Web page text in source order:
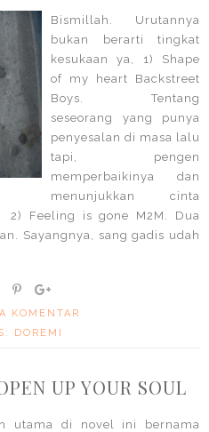
Bismillah. Urutannya
bukan berarti tingkat
kesukaan ya, 1) Shape
of my heart Backstreet
Boys. Tentang
seseorang yang punya
penyesalan di masa lalu
tapi, pengen
memperbaikinya dan
menunjukkan cinta
2) Feeling is gone M2M. Dua
Sayangnya, sang gadis udah
KOMENTAR
DOREMI
UP YOUR SOUL
utama di novel ini bernama